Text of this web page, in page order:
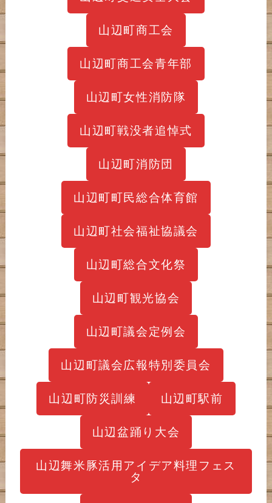
山辺町商工会
山辺町商工会青年部
山辺町女性消防隊
山辺町戦没者追悼式
山辺町消防団
山辺町町民総合体育館
山辺町社会福祉協議会
山辺町総合文化祭
山辺町観光協会
山辺町議会定例会
山辺町議会広報特別委員会
山辺町防災訓練 山辺町駅前
山辺盆踊り大会
山辺舞米豚活用アイデア料理フェス
タ